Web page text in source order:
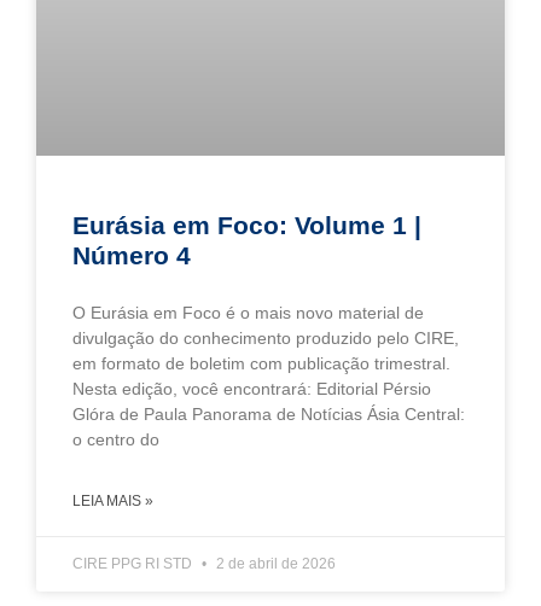
Eurásia em Foco: Volume 1 |
Número 4
O Eurásia em Foco é o mais novo material de
divulgação do conhecimento produzido pelo CIRE,
em formato de boletim com publicação trimestral.
Nesta edição, você encontrará: Editorial Pérsio
Glóra de Paula Panorama de Notícias Ásia Central:
o centro do
LEIA MAIS »
CIRE PPG RI STD 2 de abril de 2026